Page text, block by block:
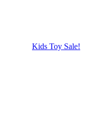
Kids Toy Sale!